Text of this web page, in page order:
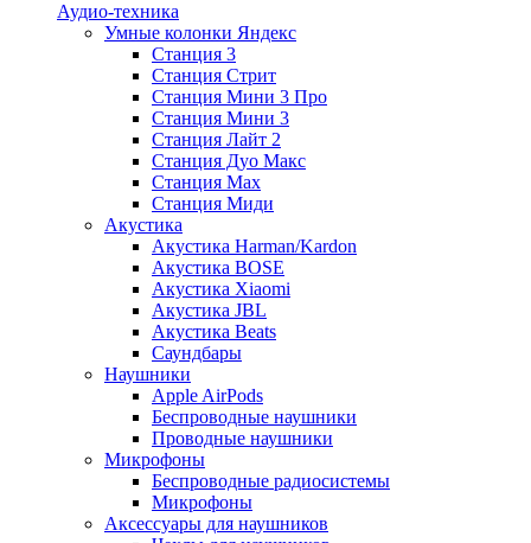
Аудио-техника
Умные колонки Яндекс
Станция 3
Станция Стрит
Станция Мини 3 Про
Станция Мини 3
Станция Лайт 2
Станция Дуо Макс
Станция Max
Станция Миди
Акустика
Акустика Harman/Kardon
Акустика BOSE
Акустика Xiaomi
Акустика JBL
Акустика Beats
Саундбары
Наушники
Apple AirPods
Беспроводные наушники
Проводные наушники
Микрофоны
Беспроводные радиосистемы
Микрофоны
Аксессуары для наушников